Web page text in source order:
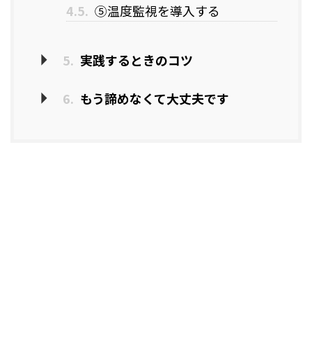
4.5. ⑤温度監視を導入する
5. 実践するときのコツ
6. もう諦めなくて大丈夫です